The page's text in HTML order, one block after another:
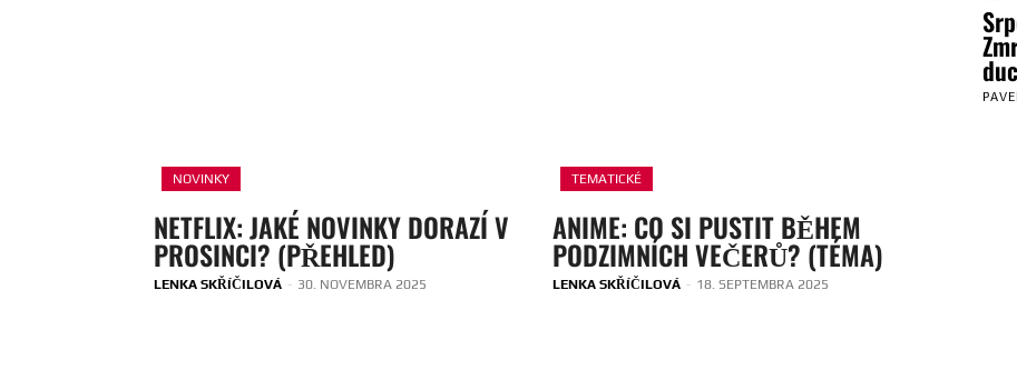
NOVINKY
NETFLIX: JAKÉ NOVINKY DORAZÍ V
PROSINCI? (PŘEHLED)
LENKA SKŘÍČILOVÁ - 30. NOVEMBRA 2025
TEMATICKÉ
ANIME: CO SI PUSTIT BĚHEM
PODZIMNÍCH VEČERŮ? (TÉMA)
LENKA SKŘÍČILOVÁ - 18. SEPTEMBRA 2025